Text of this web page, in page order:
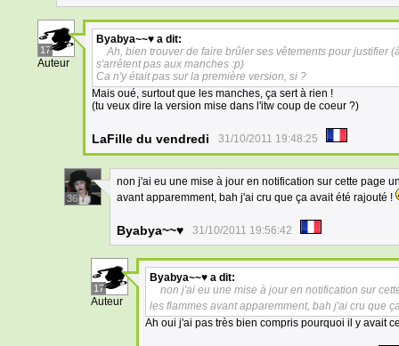
17
Auteur
Byabya~~♥ a dit:
Ah, bien trouver de faire brûler ses vêtements pour justifier
s'arrêtent pas aux manches :p)
Ca n'y était pas sur la première version, si ?
Mais oué, surtout que les manches, ça sert à rien !
(tu veux dire la version mise dans l'itw coup de coeur ?)
LaFille du vendredi 31/10/2011 19:48:25
36
non j'ai eu une mise à jour en notification sur cette page
avant apparemment, bah j'ai cru que ça avait été rajouté !
Byabya~~♥ 31/10/2011 19:56:42
17
Auteur
Byabya~~♥ a dit:
non j'ai eu une mise à jour en notification sur
les flammes avant apparemment, bah j'ai cru que
Ah oui j'ai pas très bien compris pourquoi il y avait